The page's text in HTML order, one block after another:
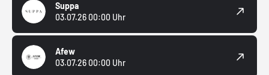
Suppa
03.07.26 00:00 Uhr
Afew
03.07.26 00:00 Uhr